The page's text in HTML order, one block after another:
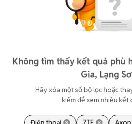
Không tìm thấy kết quả phù
Gia, Lạng
Hãy xóa một số bộ lọc hoặc
kiếm để xem nhiều kết